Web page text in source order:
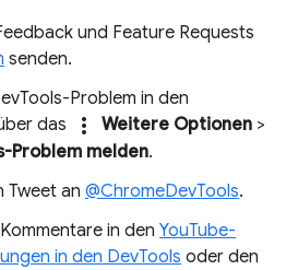
und Feature Requests
senden.
Problem in den
das
more_vert Weitere Optionen >
Problem melden.
Tweet an @ChromeDevTools.
in den YouTube-
in den DevTools oder den